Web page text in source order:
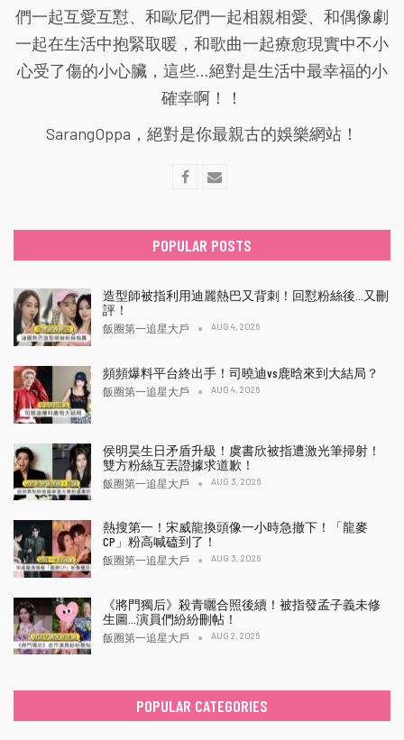
們一起互愛互懟、和歐尼們一起相親相愛、和偶像劇
一起在生活中抱緊取暖，和歌曲一起療愈現實中不小
心受了傷的小心臟，這些...絕對是生活中最幸福的小
確幸啊！！
SarangOppa，絕對是你最親古的娛樂網站！
POPULAR POSTS
造型師被指利用迪麗熱巴又背刺！回懟粉絲後…又刪
評！
飯圈第一追星大戶 AUG 4, 2026
頻頻爆料平台終出手！司曉迪vs鹿晗來到大結局？
飯圈第一追星大戶 AUG 4, 2026
侯明昊生日矛盾升級！虞書欣被指遭激光筆掃射！
雙方粉絲互丟證據求道歉！
飯圈第一追星大戶 AUG 3, 2026
熱搜第一！宋威龍換頭像一小時急撤下！「龍麥
CP」粉高喊磕到了！
飯圈第一追星大戶 AUG 3, 2026
《將門獨后》殺青曬合照後續！被指發孟子義未修
生圖…演員們紛紛刪帖！
飯圈第一追星大戶 AUG 2, 2026
POPULAR CATEGORIES